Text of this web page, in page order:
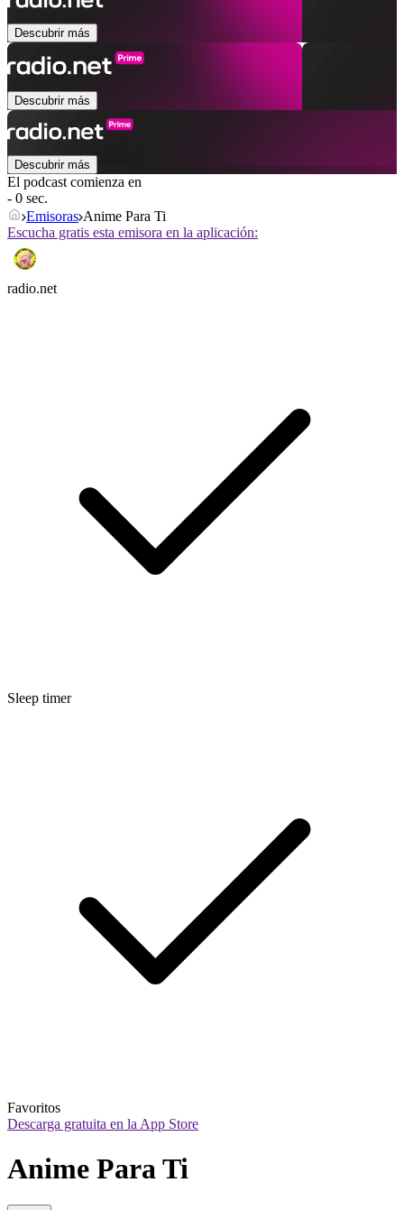
Descubrir más
Descubrir más
Descubrir más
El podcast comienza en
- 0 sec.
Emisoras Anime Para Ti
Escucha gratis esta emisora en la aplicación:
radio.net
Sleep timer
Favoritos
Descarga gratuita en la App Store
Anime Para Ti